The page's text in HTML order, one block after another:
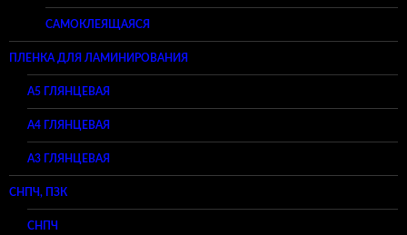
САМОКЛЕЯЩАЯСЯ
ПЛЕНКА ДЛЯ ЛАМИНИРОВАНИЯ
A5 ГЛЯНЦЕВАЯ
А4 ГЛЯНЦЕВАЯ
A3 ГЛЯНЦЕВАЯ
СНПЧ, ПЗК
СНПЧ